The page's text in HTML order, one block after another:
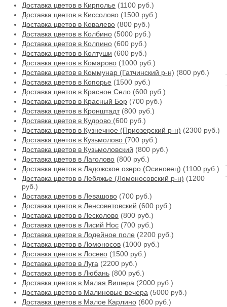
Доставка цветов в Кирполье (1100 руб.)
Доставка цветов в Киссолово (1500 руб.)
Доставка цветов в Ковалево (800 руб.)
Доставка цветов в Колбино (5000 руб.)
Доставка цветов в Колпино (600 руб.)
Доставка цветов в Колтуши (600 руб.)
Доставка цветов в Комарово (1000 руб.)
Доставка цветов в Коммунар (Гатчинский р-н) (800 руб.)
Доставка цветов в Копорье (1500 руб.)
Доставка цветов в Красное Село (600 руб.)
Доставка цветов в Красный Бор (700 руб.)
Доставка цветов в Кронштадт(800 руб.)
Доставка цветов в Кудрово (600 руб.)
Доставка цветов в Кузнечное (Приозерский р-н) (2300 руб.)
Доставка цветов в Кузьмолово (700 руб.)
Доставка цветов в Кузьмоловский (800 руб.)
Доставка цветов в Лаголово (800 руб.)
Доставка цветов в Ладожское озеро (Осиновец) (1100 руб.)
Доставка цветов в Лебяжье (Ломоносовский р-н) (1200
руб.)
Доставка цветов в Левашово (700 руб.)
Доставка цветов в Ленсоветовский (600 руб.)
Доставка цветов в Лесколово (800 руб.)
Доставка цветов в Лисий Нос (700 руб.)
Доставка цветов в Лодейное поле (2200 руб.)
Доставка цветов в Ломоносов (1000 руб.)
Доставка цветов в Лосево (1500 руб.)
Доставка цветов в Луга (2200 руб.)
Доставка цветов в Любань (800 руб.)
Доставка цветов в Малая Вишера (2000 руб.)
Доставка цветов в Малиновые вечера (5000 руб.)
Доставка цветов в Малое Карлино (600 руб.)